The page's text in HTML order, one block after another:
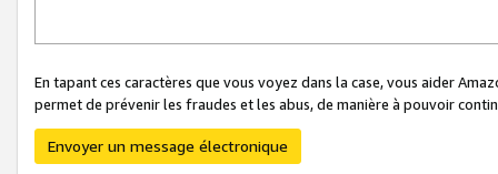
En tapant ces caractères que vous voyez dans la case, vous aider
permet de prévenir les fraudes et les abus, de manière à pouvoir
Envoyer un message électronique